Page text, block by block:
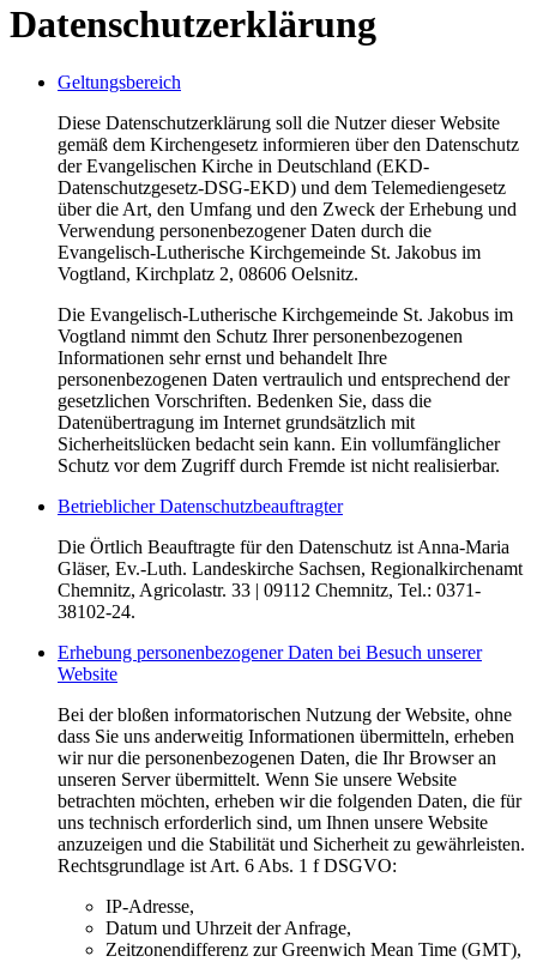
Datenschutzerklärung
Geltungsbereich
Diese Datenschutzerklärung soll die Nutzer dieser Website
gemäß dem Kirchengesetz informieren über den Datenschutz
der Evangelischen Kirche in Deutschland (EKD-
Datenschutzgesetz-DSG-EKD) und dem Telemediengesetz
über die Art, den Umfang und den Zweck der Erhebung und
Verwendung personenbezogener Daten durch die
Evangelisch-Lutherische Kirchgemeinde St. Jakobus im
Vogtland, Kirchplatz 2, 08606 Oelsnitz.
Die Evangelisch-Lutherische Kirchgemeinde St. Jakobus im
Vogtland nimmt den Schutz Ihrer personenbezogenen
Informationen sehr ernst und behandelt Ihre
personenbezogenen Daten vertraulich und entsprechend der
gesetzlichen Vorschriften. Bedenken Sie, dass die
Datenübertragung im Internet grundsätzlich mit
Sicherheitslücken bedacht sein kann. Ein vollumfänglicher
Schutz vor dem Zugriff durch Fremde ist nicht realisierbar.
Betrieblicher Datenschutzbeauftragter
Die Örtlich Beauftragte für den Datenschutz ist Anna-Maria
Gläser, Ev.-Luth. Landeskirche Sachsen, Regionalkirchenamt
Chemnitz, Agricolastr. 33 | 09112 Chemnitz, Tel.: 0371-
38102-24.
Erhebung personenbezogener Daten bei Besuch unserer
Website
Bei der bloßen informatorischen Nutzung der Website, ohne
dass Sie uns anderweitig Informationen übermitteln, erheben
wir nur die personenbezogenen Daten, die Ihr Browser an
unseren Server übermittelt. Wenn Sie unsere Website
betrachten möchten, erheben wir die folgenden Daten, die für
uns technisch erforderlich sind, um Ihnen unsere Website
anzuzeigen und die Stabilität und Sicherheit zu gewährleisten.
Rechtsgrundlage ist Art. 6 Abs. 1 f DSGVO:
IP-Adresse,
Datum und Uhrzeit der Anfrage,
Zeitzonendifferenz zur Greenwich Mean Time (GMT),